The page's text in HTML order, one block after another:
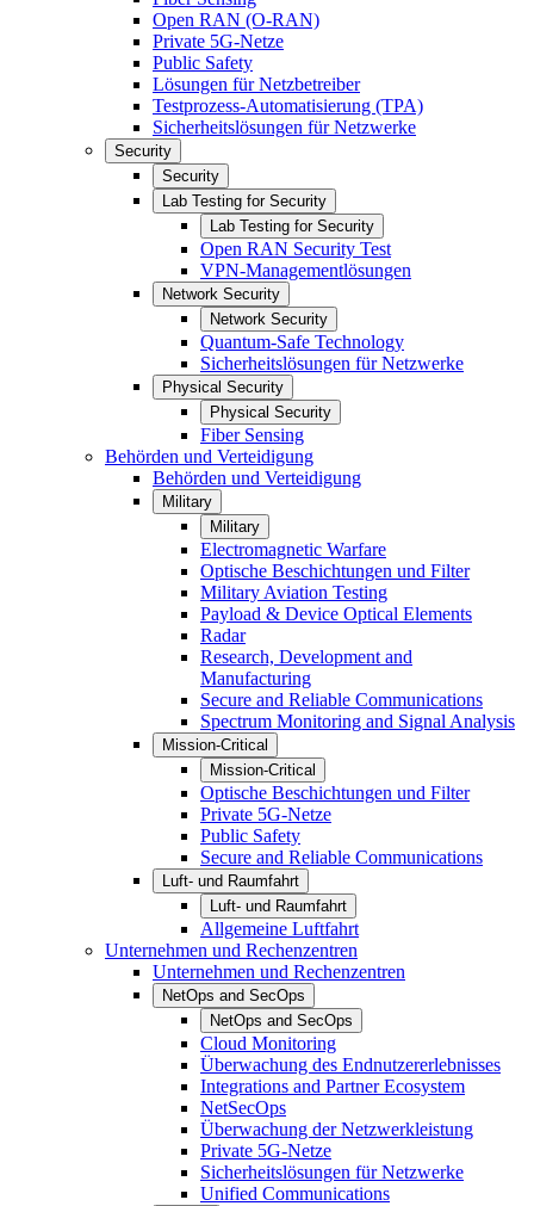
Open RAN (O-RAN)
Private 5G-Netze
Public Safety
Lösungen für Netzbetreiber
Testprozess-Automatisierung (TPA)
Sicherheitslösungen für Netzwerke
Security
Security
Lab Testing for Security
Lab Testing for Security
Open RAN Security Test
VPN-Managementlösungen
Network Security
Network Security
Quantum-Safe Technology
Sicherheitslösungen für Netzwerke
Physical Security
Physical Security
Fiber Sensing
Behörden und Verteidigung
Behörden und Verteidigung
Military
Military
Electromagnetic Warfare
Optische Beschichtungen und Filter
Military Aviation Testing
Payload & Device Optical Elements
Radar
Research, Development and
Manufacturing
Secure and Reliable Communications
Spectrum Monitoring and Signal Analysis
Mission-Critical
Mission-Critical
Optische Beschichtungen und Filter
Private 5G-Netze
Public Safety
Secure and Reliable Communications
Luft- und Raumfahrt
Luft- und Raumfahrt
Allgemeine Luftfahrt
Unternehmen und Rechenzentren
Unternehmen und Rechenzentren
NetOps and SecOps
NetOps and SecOps
Cloud Monitoring
Überwachung des Endnutzererlebnisses
Integrations and Partner Ecosystem
NetSecOps
Überwachung der Netzwerkleistung
Private 5G-Netze
Sicherheitslösungen für Netzwerke
Unified Communications